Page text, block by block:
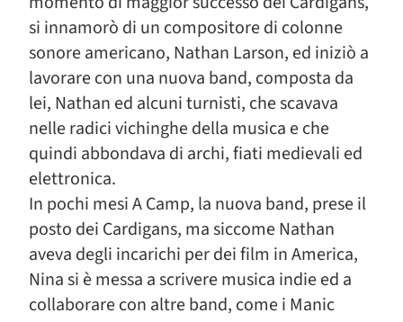
si innamorò di un compositore di colonne
sonore americano, Nathan Larson, ed iniziò a
lavorare con una nuova band, composta da
lei, Nathan ed alcuni turnisti, che scavava
nelle radici vichinghe della musica e che
quindi abbondava di archi, fiati medievali ed
elettronica.
In pochi mesi A Camp, la nuova band, prese il
posto dei Cardigans, ma siccome Nathan
aveva degli incarichi per dei film in America,
Nina si è messa a scrivere musica indie ed a
collaborare con altre band, come i Manic